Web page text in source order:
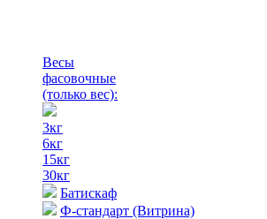
Весы
фасовочные
(только вес):
3кг
6кг
15кг
30кг
Батискаф
Ф-стандарт (Витрина)